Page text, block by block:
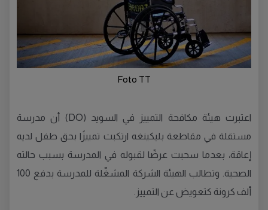
Foto TT
اعتبرت هيئة مكافحة التمييز في السويد (DO) أن مدرسة
مستقلة في مقاطعة بليكينغه ارتكبت تمييزًا بحق طفل لديه
إعاقة، بعدما سحبت عرضًا لقبوله في المدرسة بسبب حالته
الصحية. وتطالب الهيئة الشركة المشغّلة للمدرسة بدفع 100
ألف كرونة كتعويض عن التمييز.